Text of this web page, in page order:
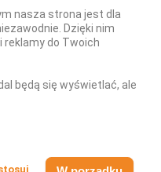
nasza strona jest dla
Dzięki nim
do Twoich
będą się wyświetlać, ale